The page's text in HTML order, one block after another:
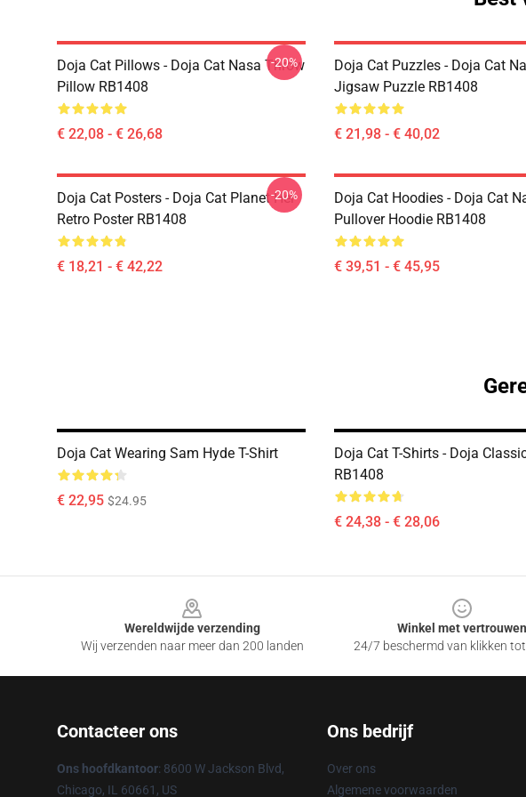
Doja Cat Pillows - Doja Cat Nasa Throw
Pillow RB1408
€ 22,08 - € 26,68
-20%
Doja Cat Puzzles - Doja Cat
Jigsaw Puzzle RB1408
€ 21,98 - € 40,02
Doja Cat Posters - Doja Cat Planet Her
Retro Poster RB1408
€ 18,21 - € 42,22
-20%
Doja Cat Hoodies - Doja Cat
Pullover Hoodie RB1408
€ 39,51 - € 45,95
Doja Cat Wearing Sam Hyde T-Shirt
€ 22,95 $24.95
Doja Cat T-Shirts - Doja
RB1408
€ 24,38 - € 28,06
Wereldwijde verzending
Wij verzenden naar meer dan 200 landen
Winkel met vertrouwen
24/7 beschermd van klikken
Contacteer ons
Ons hoofdkantoor: 8600 W Jackson Blvd,
Chicago, IL 60661, US
Ons bedrijf
Over ons
Algemene voorwaarden